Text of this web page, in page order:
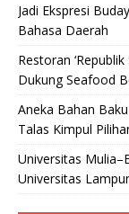
Jadi Ekspresi
Bahasa Daerah
Restoran
Dukung Seafood
Aneka Bahan
Talas Kimpul
Universitas
Universitas